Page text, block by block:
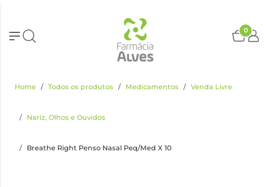
0
Home Todos os produtos Medicamentos Venda Livre
Nariz, Olhos e Ouvidos
Breathe Right Penso Nasal Peq/Med X 10